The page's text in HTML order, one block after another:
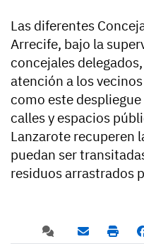
Las diferentes
Arrecife, bajo la
concejales
atención a los
como este
calles y espacios
Lanzarote recuperen
puedan ser
residuos arrastrados